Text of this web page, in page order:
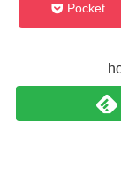
Pocket